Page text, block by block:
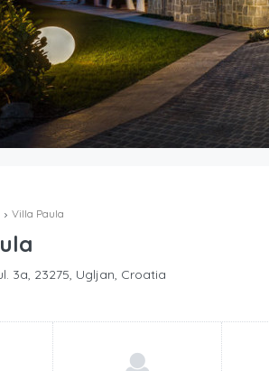
Villa Paula
3a, 23275, Ugljan, Croatia